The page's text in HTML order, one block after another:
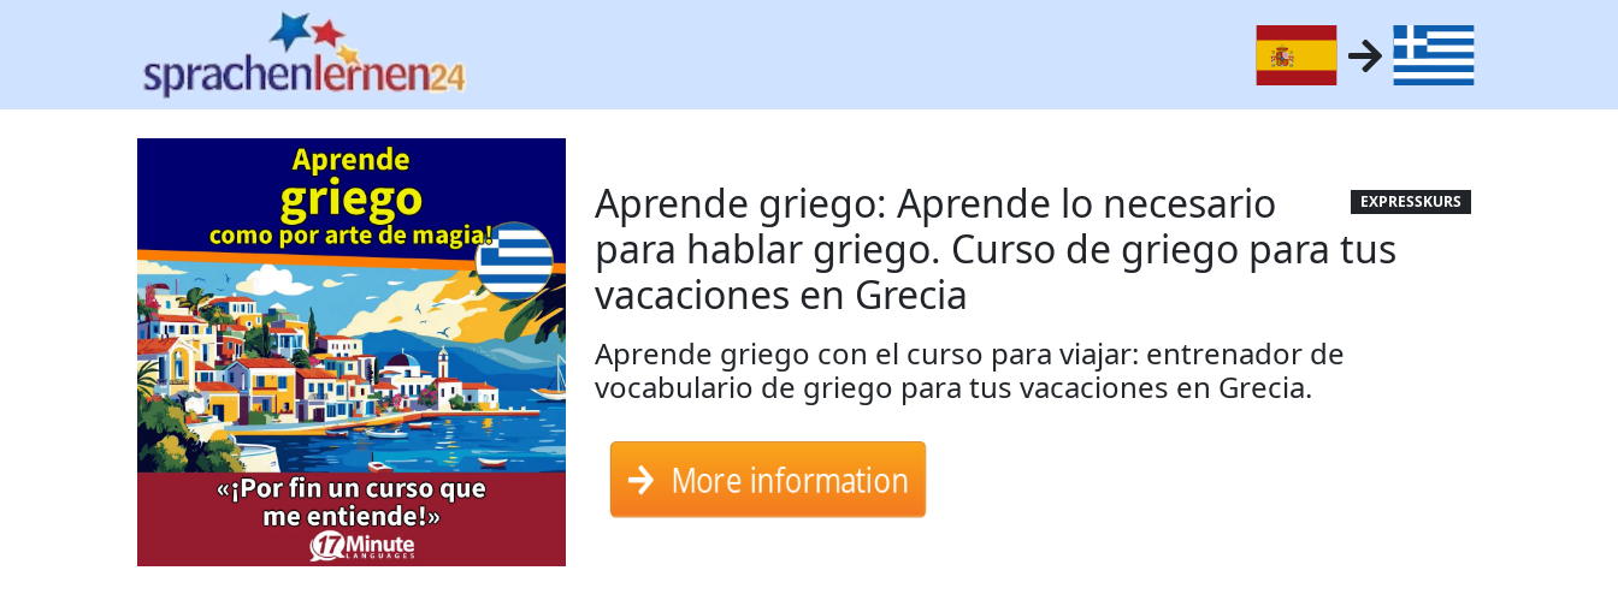
EXPRESSKURS
Aprende griego: Aprende lo necesario
para hablar griego. Curso de griego para tus
vacaciones en Grecia
Aprende griego con el curso para viajar: entrenador de
vocabulario de griego para tus vacaciones en Grecia.
More information